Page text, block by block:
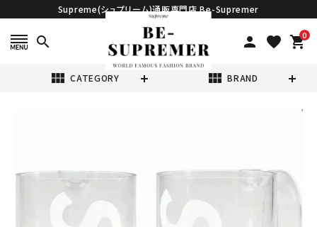
Supreme(シュプリーム)通販専門店 Be-Supremer
search person favorite 0
shopping_cart
view_module CATEGORY view_module BRAND